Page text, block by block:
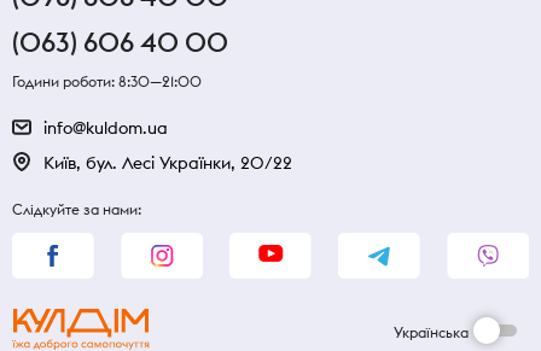
(063) 606 40 00
Години роботи: 8:30—21:00
info@kuldom.ua
Київ, бул. Лесі Українки, 20/22
Слідкуйте за нами:
Українська